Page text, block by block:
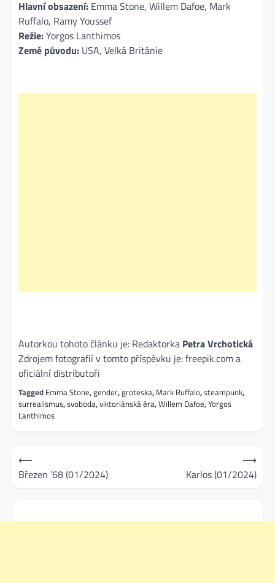
Hlavní obsazení: Emma Stone, Willem Dafoe, Mark
Ruffalo, Ramy Youssef
Režie:Yorgos Lanthimos
Země původu: USA, Velká Británie​
Autorkou tohoto článku je: Redaktorka Petra Vrchotická
Zdrojem fotografií v tomto příspěvku je: freepik.com a
oficiální distributoři
Tagged Emma Stone,gender,groteska, Mark Ruffalo,steampunk,
surrealismus,svoboda,viktoriánská éra,Willem Dafoe,Yorgos
Lanthimos
Navigace
pro
příspěvek
⟵
Březen ’68 (01/2024)
Karlos (01/2024)
⟶